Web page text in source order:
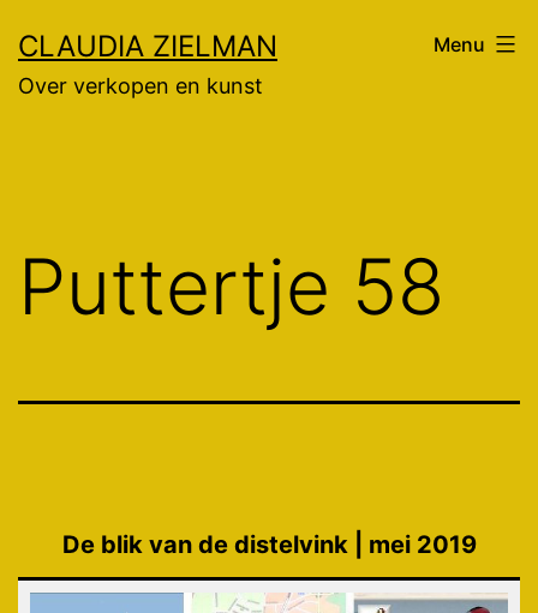
naar
de
CLAUDIA ZIELMAN
Over verkopen en kunst
Menu
Puttertje 58
De blik van de distelvink | mei 2019